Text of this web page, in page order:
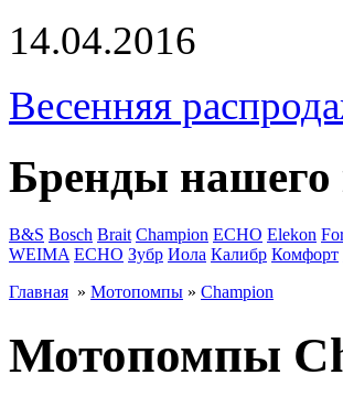
14.04.2016
Весенняя
Бренды нашего
B&S Bosch Brait Champion ECHO Elekon
WEIMA ЕСНО Зубр Иола Калибр Комфорт
Главная » Мотопомпы » Champion
Мотопомпы